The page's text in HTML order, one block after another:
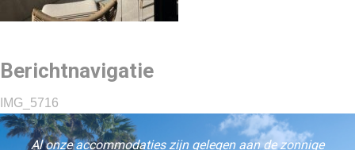
Berichtnavigatie
IMG_5716
Al onze accommodaties zijn gelegen aan de zonnige